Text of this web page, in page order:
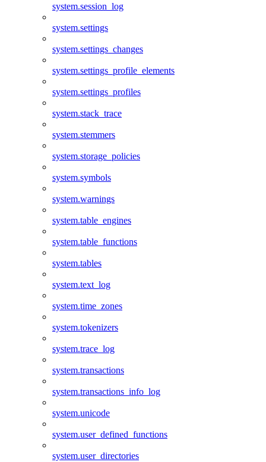
system.session_log
system.settings
system.settings_changes
system.settings_profile_elements
system.settings_profiles
system.stack_trace
system.stemmers
system.storage_policies
system.symbols
system.warnings
system.table_engines
system.table_functions
system.tables
system.text_log
system.time_zones
system.tokenizers
system.trace_log
system.transactions
system.transactions_info_log
system.unicode
system.user_defined_functions
system.user_directories